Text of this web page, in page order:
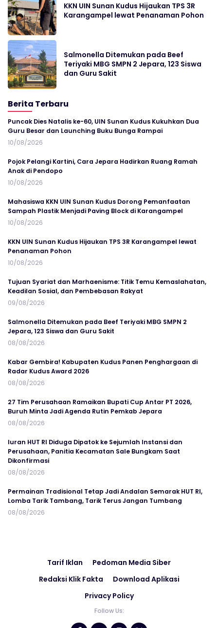
KKN UIN Sunan Kudus Hijaukan TPS 3R
Karangampel lewat Penanaman Pohon
Salmonella Ditemukan pada Beef
Teriyaki MBG SMPN 2 Jepara, 123 Siswa
dan Guru Sakit
Berita Terbaru
Puncak Dies Natalis ke-60, UIN Sunan Kudus Kukuhkan Dua
Guru Besar dan Launching Buku Bunga Rampai
10/08/2026
Pojok Pelangi Kartini, Cara Jepara Hadirkan Ruang Ramah
Anak di Pendopo
10/08/2026
Mahasiswa KKN UIN Sunan Kudus Dorong Pemanfaatan
Sampah Plastik Menjadi Paving Block di Karangampel
10/08/2026
KKN UIN Sunan Kudus Hijaukan TPS 3R Karangampel lewat
Penanaman Pohon
10/08/2026
Tujuan Syariat dan Marhaenisme: Titik Temu Kemaslahatan,
Keadilan Sosial, dan Pembebasan Rakyat
09/08/2026
Salmonella Ditemukan pada Beef Teriyaki MBG SMPN 2
Jepara, 123 Siswa dan Guru Sakit
08/08/2026
Kabar Gembira! Kabupaten Kudus Panen Penghargaan di
Radar Kudus Award 2026
08/08/2026
27 Tim Perusahaan Ramaikan Bupati Cup Antar PT 2026,
Buruh Minta Jadi Agenda Rutin Pemkab Jepara
08/08/2026
Iuran HUT RI Diduga Dipatok ke Sejumlah Instansi dan
Perusahaan, Panitia Kecamatan Sale Bungkam Saat
Dikonfirmasi
08/08/2026
Permainan Tradisional Tetap Jadi Andalan Semarak HUT RI,
Lomba Tarik Tambang, Tarik Terus Jangan Tumbang
08/08/2026
Tarif Iklan
Pedoman Media Siber
Redaksi Klik Fakta
Download Aplikasi
Privacy Policy
Follow Us: